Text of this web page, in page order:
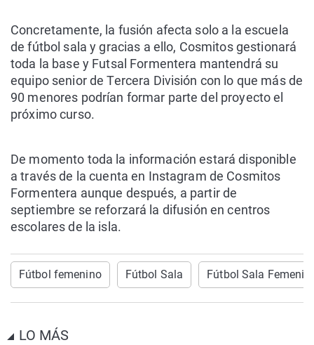
Concretamente, la fusión afecta solo a la escuela
de fútbol sala y gracias a ello, Cosmitos gestionará
toda la base y Futsal Formentera mantendrá su
equipo senior de Tercera División con lo que más de
90 menores podrían formar parte del proyecto el
próximo curso.
De momento toda la información estará disponible
a través de la cuenta en Instagram de Cosmitos
Formentera aunque después, a partir de
septiembre se reforzará la difusión en centros
escolares de la isla.
Fútbol femenino Fútbol Sala Fútbol Sala
LO MÁS